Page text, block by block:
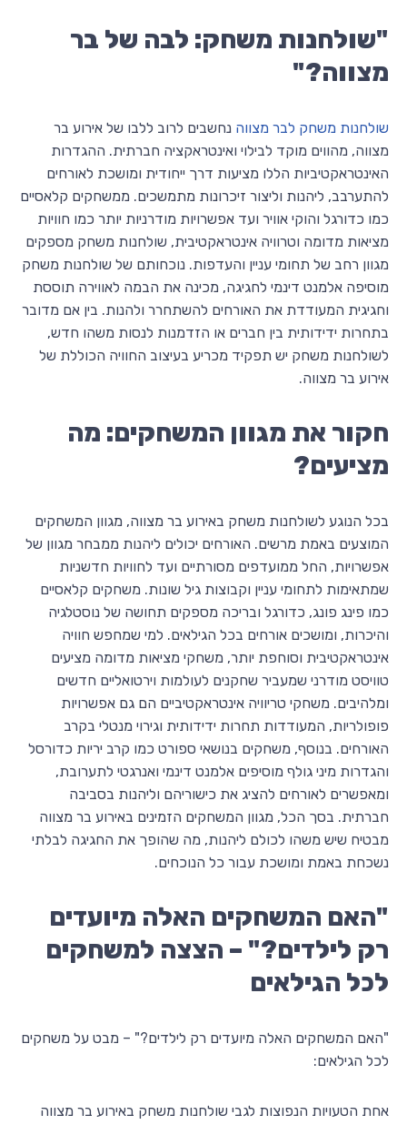
"שולחנות משחק: לבה של בר
מצווה?"
שולחנות משחק לבר מצווה נחשבים לרוב ללבו של אירוע בר
מצווה, מהווים מוקד לבילוי ואינטראקציה חברתית. ההגדרות
האינטראקטיביות הללו מציעות דרך ייחודית ומושכת לאורחים
להתערבב, ליהנות וליצור זיכרונות מתמשכים. ממשחקים קלאסיים
כמו כדורגל והוקי אוויר ועד אפשרויות מודרניות יותר כמו חוויות
מציאות מדומה וטרוויה אינטראקטיבית, שולחנות משחק מספקים
מגוון רחב של תחומי עניין והעדפות. נוכחותם של שולחנות משחק
מוסיפה אלמנט דינמי לחגיגה, מכינה את הבמה לאווירה תוססת
וחגיגית המעודדת את האורחים להשתחרר ולהנות. בין אם מדובר
בתחרות ידידותית בין חברים או הזדמנות לנסות משהו חדש,
לשולחנות משחק יש תפקיד מכריע בעיצוב החוויה הכוללת של
אירוע בר מצווה.
חקור את מגוון המשחקים: מה
מציעים?
בכל הנוגע לשולחנות משחק באירוע בר מצווה, מגוון המשחקים
המוצעים באמת מרשים. האורחים יכולים ליהנות ממבחר מגוון של
אפשרויות, החל ממועדפים מסורתיים ועד לחוויות חדשניות
שמתאימות לתחומי עניין וקבוצות גיל שונות. משחקים קלאסיים
כמו פינג פונג, כדורגל ובריכה מספקים תחושה של נוסטלגיה
והיכרות, ומושכים אורחים בכל הגילאים. למי שמחפש חוויה
אינטראקטיבית וסוחפת יותר, משחקי מציאות מדומה מציעים
טוויסט מודרני שמעביר שחקנים לעולמות וירטואליים חדשים
ומלהיבים. משחקי טריוויה אינטראקטיביים הם גם אפשרויות
פופולריות, המעודדות תחרות ידידותית וגירוי מנטלי בקרב
האורחים. בנוסף, משחקים בנושאי ספורט כמו קרב יריות כדורסל
והגדרות מיני גולף מוסיפים אלמנט דינמי ואנרגטי לתערובת,
ומאפשרים לאורחים להציג את כישוריהם וליהנות בסביבה
חברתית. בסך הכל, מגוון המשחקים הזמינים באירוע בר מצווה
מבטיח שיש משהו לכולם ליהנות, מה שהופך את החגיגה לבלתי
נשכחת באמת ומושכת עבור כל הנוכחים.
"האם המשחקים האלה מיועדים
רק לילדים?" – הצצה למשחקים
לכל הגילאים
"האם המשחקים האלה מיועדים רק לילדים?" – מבט על משחקים
לכל הגילאים:
אחת הטעויות הנפוצות לגבי שולחנות משחק באירוע בר מצווה